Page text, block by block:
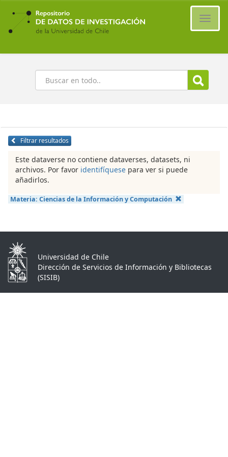
Ir
contenido
principal
Buscar
Filtrar resultados
Este dataverse no contiene dataverses, datasets, ni
archivos. Por favor identifíquese para ver si puede
añadirlos.
Materia: Ciencias de la Información y Computación
Universidad de Chile
Dirección de Servicios de Información y Bibliotecas
(SISIB)